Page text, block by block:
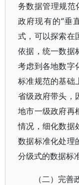
务数据管理规范
政府现有的“垂
式，可以探索在
依据，统一数据
考虑到各地数字
标准规范的基础
省级政府带头，
地市一级政府再
情况，细化数据
数据标准化处理
分级式的数据标
（二）完